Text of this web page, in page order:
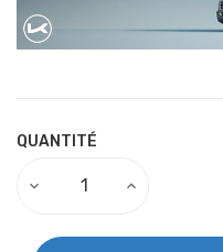
QUANTITÉ